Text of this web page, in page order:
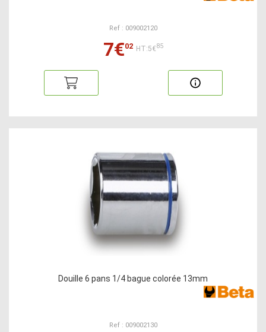
Ref : 009002120
7€02 HT:5€85
Douille 6 pans 1/4 bague colorée 13mm
Ref : 009002130